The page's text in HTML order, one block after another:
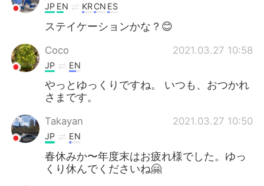
JP EN KRCN ES
ステイケーションかな？😊
Coco 2021.03.27 10:58
JP EN
やっとゆっくりですね。 いつも、おつかれ
さまです。
Takayan 2021.03.27 10:50
JP EN
春休みか〜年度末はお疲れ様でした。ゆっ
くり休んでくださいね🤗